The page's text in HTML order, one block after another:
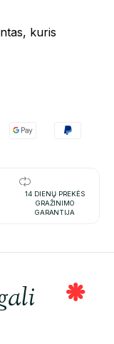
kuris
14 DIENŲ PREKĖS
GRAŽINIMO
GARANTIJA